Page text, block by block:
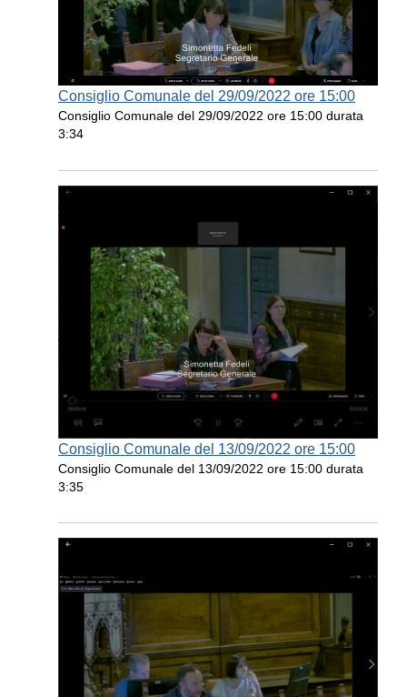
Consiglio Comunale del 29/09/2022 ore 15:00
Consiglio Comunale del 29/09/2022 ore 15:00 durata
3:34
Consiglio Comunale del 13/09/2022 ore 15:00
Consiglio Comunale del 13/09/2022 ore 15:00 durata
3:35